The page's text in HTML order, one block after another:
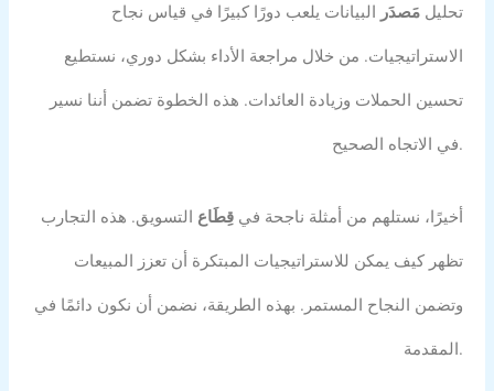
تحليل مَصدَر البيانات يلعب دورًا كبيرًا في قياس نجاح
الاستراتيجيات. من خلال مراجعة الأداء بشكل دوري، نستطيع
تحسين الحملات وزيادة العائدات. هذه الخطوة تضمن أننا نسير
في الاتجاه الصحيح.
أخيرًا، نستلهم من أمثلة ناجحة في قِطَاع التسويق. هذه التجارب
تظهر كيف يمكن للاستراتيجيات المبتكرة أن تعزز المبيعات
وتضمن النجاح المستمر. بهذه الطريقة، نضمن أن نكون دائمًا في
المقدمة.